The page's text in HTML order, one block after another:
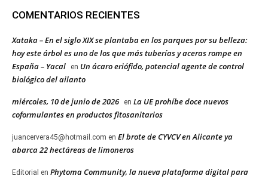
COMENTARIOS RECIENTES
Xataka – En el siglo XIX se plantaba en los parques por su belleza:
hoy este árbol es uno de los que más tuberías y aceras rompe en
España – Yacal
en Un ácaro eriófido, potencial agente de control
biológico del ailanto
miércoles, 10 de junio de 2026 en La UE prohíbe doce nuevos
coformulantes en productos fitosanitarios
juancervera45@hotmail.com en El brote de CYVCV en Alicante ya
abarca 22 hectáreas de limoneros
Editorial en Phytoma Community, la nueva plataforma digital para